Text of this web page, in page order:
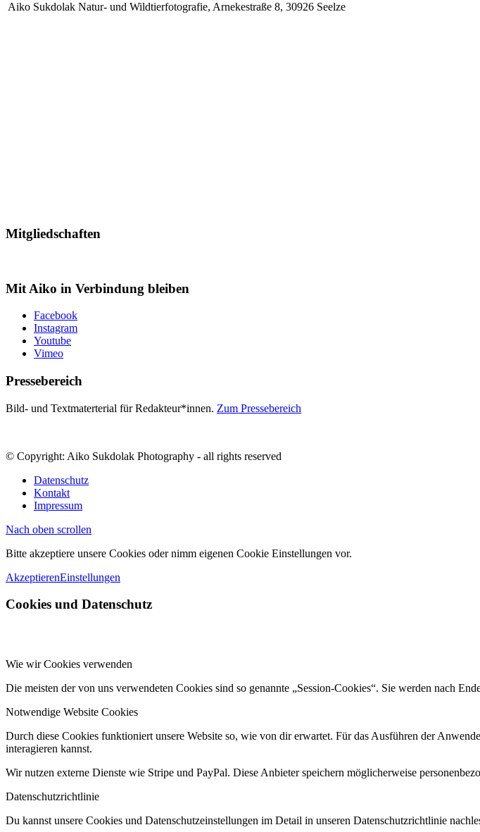
Aiko Sukdolak Natur- und Wildtierfotografie, Arnekestraße 8, 30926 Seelze
Mitgliedschaften
Mit Aiko in Verbindung bleiben
Facebook
Instagram
Youtube
Vimeo
Pressebereich
Bild- und Textmaterterial für Redakteur*innen. Zum Pressebereich
© Copyright: Aiko Sukdolak Photography - all rights reserved
Datenschutz
Kontakt
Impressum
Nach oben scrollen
Bitte akzeptiere unsere Cookies oder nimm eigenen Cookie Einstellungen vor.
AkzeptierenEinstellungen
Cookies und Datenschutz
Wie wir Cookies verwenden
Die meisten der von uns verwendeten Cookies sind so genannte „Session-Cookies“. Sie werden nach
Notwendige Website Cookies
Durch diese Cookies funktioniert unsere Website so, wie von dir erwartet. Für das Ausführen der
interagieren kannst.
Wir nutzen externe Dienste wie Stripe und PayPal. Diese Anbieter speichern möglicherweise
Datenschutzrichtlinie
Du kannst unsere Cookies und Datenschutzeinstellungen im Detail in unseren Datenschutzrichtlinie